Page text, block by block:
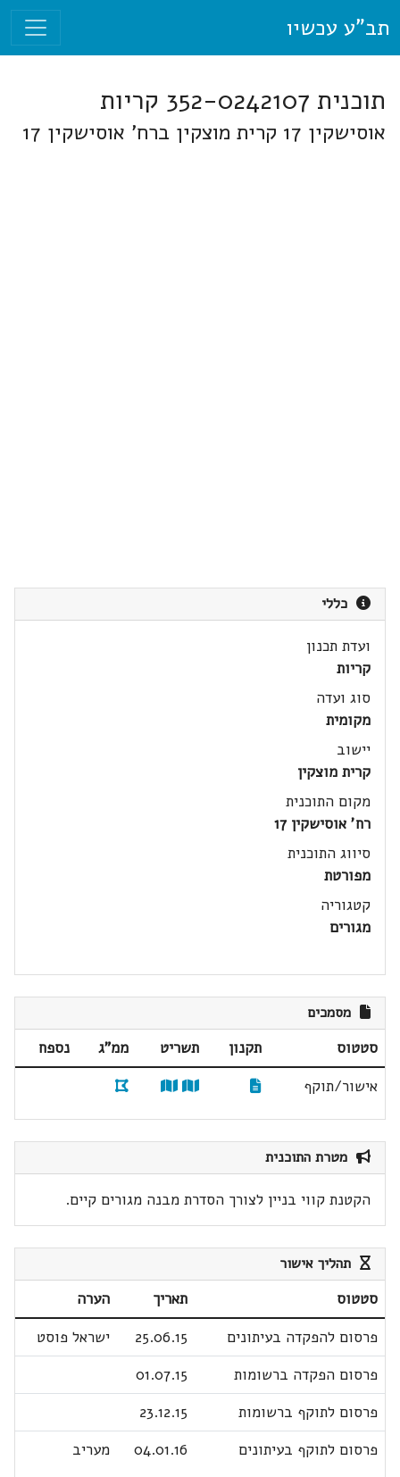
תב"ע עכשיו
תוכנית 352-0242107 קריות
אוסישקין 17 קרית מוצקין ברח' אוסישקין 17
כללי
ועדת תכנון
קריות
סוג ועדה
מקומית
יישוב
קרית מוצקין
מקום התוכנית
רח' אוסישקין 17
סיווג התוכנית
מפורטת
קטגוריה
מגורים
מסמכים
סטטוס תקנון תשריט ממ"ג
נספח
אישור/תוקף
מטרת התוכנית
הקטנת קווי בניין לצורך הסדרת מבנה מגורים קיים.
תהליך אישור
סטטוס תאריך
הערה
פרסום להפקדה בעיתונים
25.06.15
ישראל פוסט
פרסום הפקדה ברשומות
01.07.15
פרסום לתוקף ברשומות
23.12.15
פרסום לתוקף בעיתונים
04.01.16 מעריב